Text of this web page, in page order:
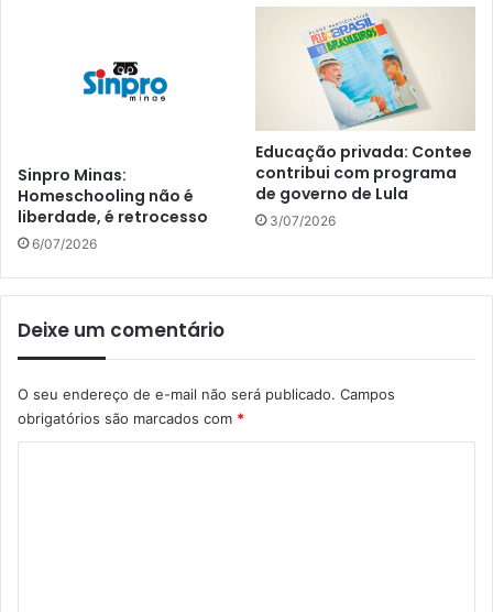
Sinpro Minas:
Homeschooling não é
liberdade, é retrocesso
6/07/2026
Educação privada: Contee
contribui com programa
de governo de Lula
3/07/2026
Deixe um comentário
O seu endereço de e-mail não será publicado. Campos
obrigatórios são marcados com *